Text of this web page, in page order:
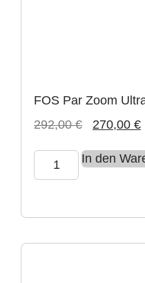
FOS Par Zoom
292,00€ 270,00 €
In den